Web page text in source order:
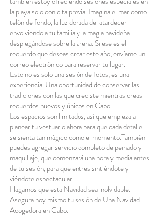
la playa solo con cita previa. Imagina el mar como
telón de fondo, la luz dorada del atardecer
envolviendo a tu familia y la magia navideña
desplegándose sobre la arena. Si ese es el
recuerdo que deseas crear este año, envíame un
correo electrónico para reservar tu lugar.
Esto no es solo una sesión de fotos, es una
experiencia. Una oportunidad de conservar las
tradiciones con las que creciste mientras creas
recuerdos nuevos y únicos en Cabo.
Los espacios son limitados, así que empieza a
planear tu vestuario ahora para que cada detalle
se sienta tan mágico como el momento.También
puedes agregar servicio completo de peinado y
maquillaje, que comenzará una hora y media antes
de tu sesión, para que entres sintiéndote y
viéndote espectacular.
Hagamos que esta Navidad sea inolvidable.
Asegura hoy mismo tu sesión de Una Navidad
Acogedora en Cabo.